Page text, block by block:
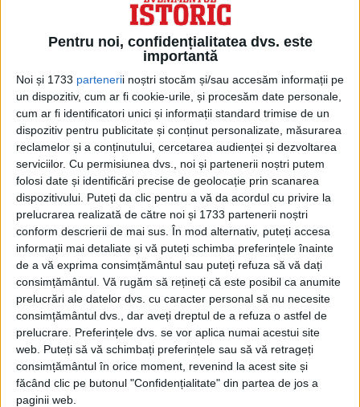
Pentru noi, confidențialitatea dvs. este
importantă
Noi și 1733 partenerii noștri stocăm și/sau accesăm informații pe
un dispozitiv, cum ar fi cookie-urile, și procesăm date personale,
cum ar fi identificatori unici și informații standard trimise de un
dispozitiv pentru publicitate și conținut personalizate, măsurarea
reclamelor și a conținutului, cercetarea audienței și dezvoltarea
serviciilor. Cu permisiunea dvs., noi și partenerii noștri putem
folosi date și identificări precise de geolocație prin scanarea
dispozitivului. Puteți da clic pentru a vă da acordul cu privire la
prelucrarea realizată de către noi și 1733 partenerii noștri
conform descrierii de mai sus. În mod alternativ, puteți accesa
informații mai detaliate și vă puteți schimba preferințele înainte
de a vă exprima consimțământul sau puteți refuza să vă dați
consimțământul. Vă rugăm să rețineți că este posibil ca anumite
prelucrări ale datelor dvs. cu caracter personal să nu necesite
consimțământul dvs., dar aveți dreptul de a refuza o astfel de
prelucrare. Preferințele dvs. se vor aplica numai acestui site
web. Puteți să vă schimbați preferințele sau să vă retrageți
consimțământul în orice moment, revenind la acest site și
făcând clic pe butonul "Confidențialitate" din partea de jos a
paginii web.
Carol al II-lea și acțiunile sale care au ruinat
România Mare
Afaceri oneroase care au marcat România
modernă: Strousberg și Hallier
ETICHETE:
PUBLICAT IN CATEGORIILE: AUGUST 2024
DISTRIBUIE ȘTIREA: FACEBOOK|TWITTER
DACĂ VA PLAC MATERIALELE PUBLICATE, VA INVITĂM SĂ NE URMĂRIȚI
ȘI PE
PAGINA NOASTRĂ DE FACEBOOK
RECOMANDARI PENTRU TINE
Istoria sloturilor: de la primele aparate
la sloturile online
Istoria dezvoltării cazinourilor în
România: de la saloane sociale, la era
digitală